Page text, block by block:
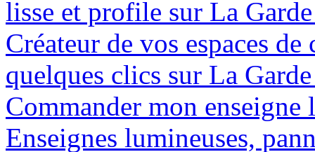
lisse et profile sur La
Créateur de vos espaces
quelques clics sur La
Commander mon
Enseignes lumineuses,